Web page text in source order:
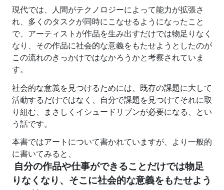
現代では、人間がテクノロジーによって能力が拡張さ
れ、多くのタスクが同時にこなせるようになったこと
で、アーティストが作品を生み出すだけでは物足りなく
なり、その作品に社会的な意義をもたせようとしたのが
この流れのきっかけではなかろうかと考察されていま
す。
社会的な意義を見つけるためには、既存の課題に大して
活動するだけではなく、自分で課題を見つけてそれに取
り組む、まさしくイシュードリブンが必要になる、とい
う話です。
本書ではアートについて書かれていますが、より一般的
に書いてみると、
自分の作品や仕事ができることだけでは物足
りなくなり、そこに社会的な意義をもたせよう